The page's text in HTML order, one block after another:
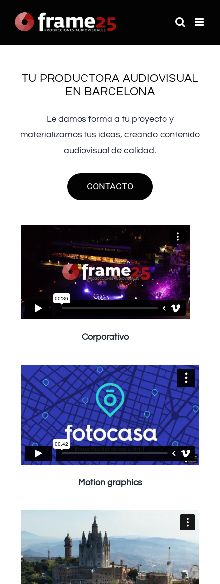
TU PRODUCTORA AUDIOVISUAL
EN BARCELONA
Le damos forma a tu proyecto y
materializamos tus ideas, creando contenido
audiovisual de calidad.
CONTACTO
Corporativo
Motion graphics